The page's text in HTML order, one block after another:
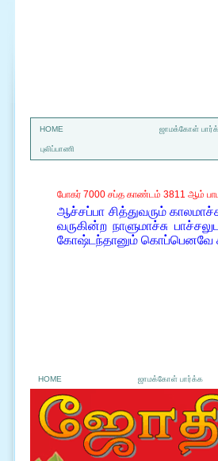
HOME ஜாமக்கோள்
புலிப்பாணி
போகர் 7000 சப்த காண்டம் 3811 ஆம்
ஆச்சப்பா சித்துவரும்
வருகின்ற நாளுமாச்சு
கோஷ்டந்தானும் கொப்பெனவே
HOME ஜாமக்கோள் பார்க்க